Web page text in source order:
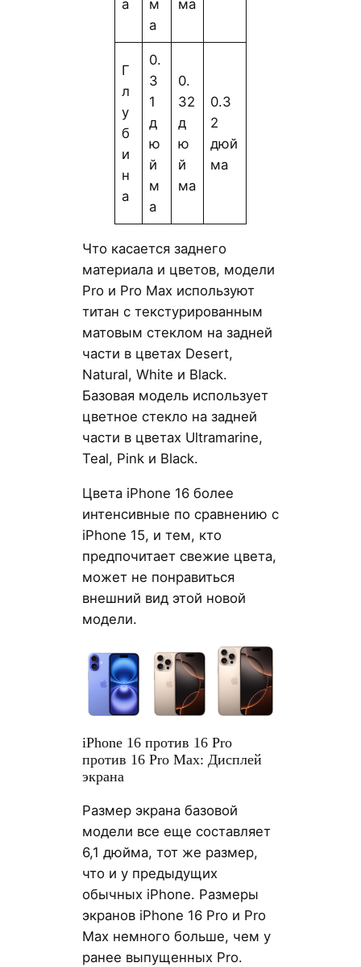
а
м
а
ма
Г
л
у
б
и
н
а
0.
3
1
д
ю
й
м
а
0.
32
д
ю
й
ма
0.3
2
дюй
ма
Что касается заднего
материала и цветов, модели
Pro и Pro Max используют
титан с текстурированным
матовым стеклом на задней
части в цветах Desert,
Natural, White и Black.
Базовая модель использует
цветное стекло на задней
части в цветах Ultramarine,
Teal, Pink и Black.
Цвета iPhone 16 более
интенсивные по сравнению с
iPhone 15, и тем, кто
предпочитает свежие цвета,
может не понравиться
внешний вид этой новой
модели.
iPhone 16 против 16 Pro
против 16 Pro Max: Дисплей
экрана
Размер экрана базовой
модели все еще составляет
6,1 дюйма, тот же размер,
что и у предыдущих
обычных iPhone. Размеры
экранов iPhone 16 Pro и Pro
Max немного больше, чем у
ранее выпущенных Pro.